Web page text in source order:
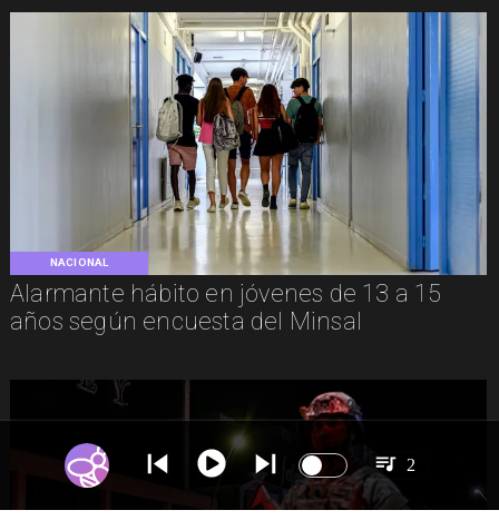
NACIONAL
Alarmante hábito en jóvenes de 13 a 15
años según encuesta del Minsal
2